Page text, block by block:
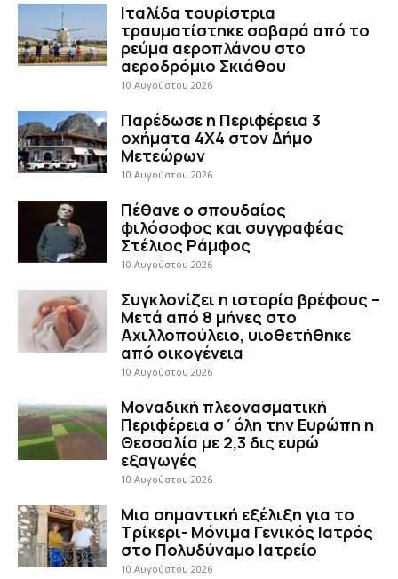
Ιταλίδα τουρίστρια
τραυματίστηκε σοβαρά από το
ρεύμα αεροπλάνου στο
αεροδρόμιο Σκιάθου
10 Αυγούστου 2026
Παρέδωσε η Περιφέρεια 3
οχήματα 4Χ4 στον Δήμο
Μετεώρων
10 Αυγούστου 2026
Πέθανε ο σπουδαίος
φιλόσοφος και συγγραφέας
Στέλιος Ράμφος
10 Αυγούστου 2026
Συγκλονίζει η ιστορία βρέφους –
Μετά από 8 μήνες στο
Αχιλλοπούλειο, υιοθετήθηκε
από οικογένεια
10 Αυγούστου 2026
Μοναδική πλεονασματική
Περιφέρεια σ΄όλη την Ευρώπη η
Θεσσαλία με 2,3 δις ευρώ
εξαγωγές
10 Αυγούστου 2026
Μια σημαντική εξέλιξη για το
Τρίκερι- Μόνιμα Γενικός Ιατρός
στο Πολυδύναμο Ιατρείο
10 Αυγούστου 2026